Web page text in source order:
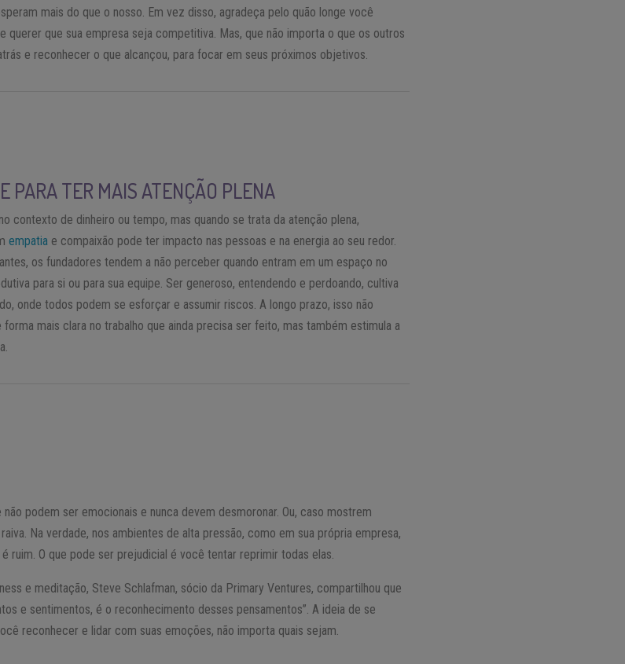
mais do que o nosso. Em vez disso, agradeça pelo quão longe você
querer que sua empresa seja competitiva. Mas, que não importa o que os outros
e reconhecer o que alcançou, para focar em seus próximos objetivos.
PARA TER MAIS ATENÇÃO PLENA
contexto de dinheiro ou tempo, mas quando se trata da atenção plena,
empatia e compaixão pode ter impacto nas pessoas e na energia ao seu redor.
os fundadores tendem a não perceber quando entram em um espaço no
para si ou para sua equipe. Ser generoso, entendendo e perdoando, cultiva
onde todos podem se esforçar e assumir riscos. A longo prazo, isso não
mais clara no trabalho que ainda precisa ser feito, mas também estimula a
podem ser emocionais e nunca devem desmoronar. Ou, caso mostrem
Na verdade, nos ambientes de alta pressão, como em sua própria empresa,
ruim. O que pode ser prejudicial é você tentar reprimir todas elas.
e meditação, Steve Schlafman, sócio da Primary Ventures, compartilhou que
e sentimentos, é o reconhecimento desses pensamentos”. A ideia de se
reconhecer e lidar com suas emoções, não importa quais sejam.